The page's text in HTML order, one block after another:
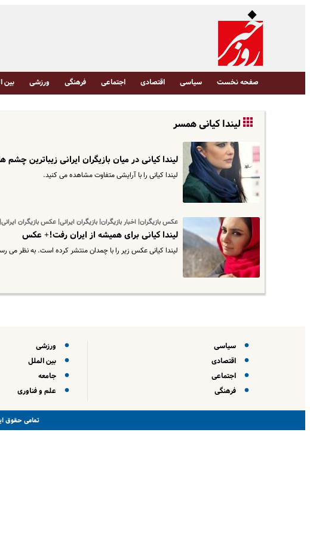
صفحه نخست سیاسی اقتصادی اجتماعی فرهنگی ورزشی بین
لیندا کیانی همسر
لیندا کیانی در میان بازیگران ایرانی زیباترین
لیندا کیانی را با آرایشی متفاوت مشاهده می کنید.
عکس بازیگران| اخبار بازیگران| بازیگران ایرانی| عکس بازیگران
لیندا کیانی برای همیشه از ایران رفت!+ عکس
لیندا کیانی عکس زیر را با چمدان منتشر کرده است. به نظر می
سیاسی
اقتصادی
اجتماعی
فرهنگی
ورزشی
بین الملل
جامعه
علم و فناوری
تمامی حقوق